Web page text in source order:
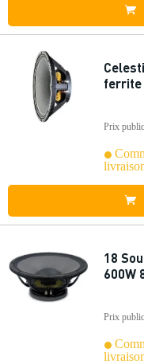
ferrite
Prix public
18
600W
Prix public